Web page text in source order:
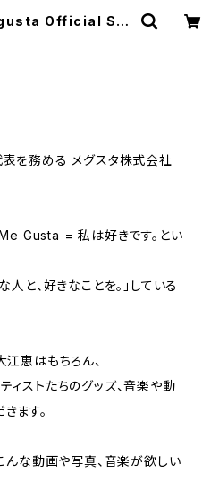
Official Sto
を務める メグスタ株式会社
Gusta = 私は好きです。とい
人と、好きなことを。」している
江恵はもちろん、
ィストたちのグッズ、音楽や動
ます。
こんな動画や写真、音楽が欲しい